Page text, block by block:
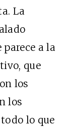
La
a la
que
los
los
lo que